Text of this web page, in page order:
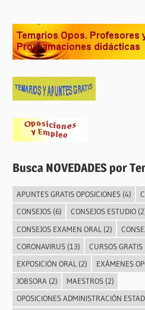
Busca NOVEDADES por
APUNTES GRATIS OPOSICIONES(4)
CONSEJOS(6) CONSEJOS ESTUDIO
CONSEJOS EXAMEN ORAL (2)
CORONAVIRUS(13) CURSOS GRATIS
EXPOSICIÓN ORAL (2) EXÁMENES
JOBSORA(2) MAESTROS(2)
OPOSICIONES ADMINISTRACIÓN